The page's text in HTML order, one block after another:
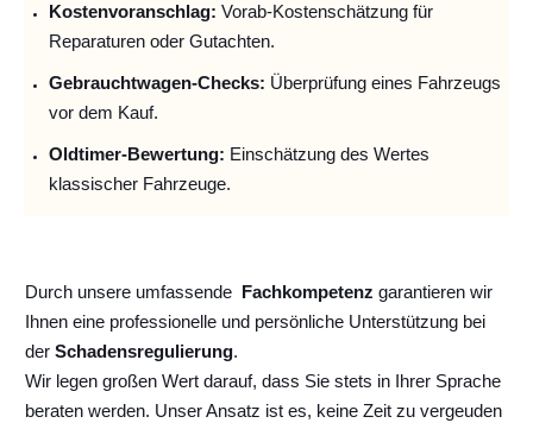
Kostenvoranschlag: Vorab-Kostenschätzung für
Reparaturen oder Gutachten.
Gebrauchtwagen-Checks: Überprüfung eines Fahrzeugs
vor dem Kauf.
Oldtimer-Bewertung: Einschätzung des Wertes
klassischer Fahrzeuge.
Durch unsere umfassende Fachkompetenz garantieren wir
Ihnen eine professionelle und persönliche Unterstützung bei
der Schadensregulierung.
Wir legen großen Wert darauf, dass Sie stets in Ihrer Sprache
beraten werden. Unser Ansatz ist es, keine Zeit zu vergeuden